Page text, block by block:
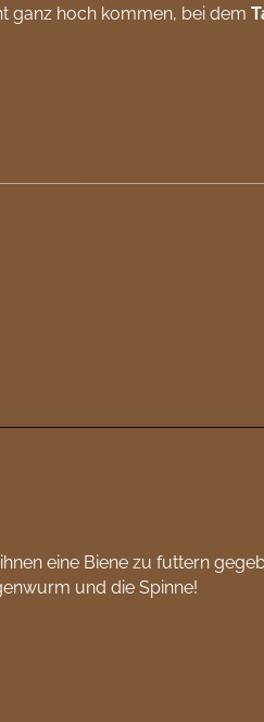
ganz hoch kommen, bei dem
eine Biene zu futtern
und die Spinne!